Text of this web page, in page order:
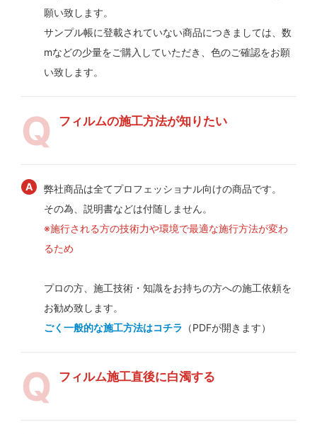
願い致します。
サンプル帳に登載されていない商品につきましては、数
mなどの少量をご購入していただき、色のご確認をお願
い致します。
フィルムの施工方法が知りたい
弊社商品は全てプロフェッショナル向けの商品です。
その為、説明書などは付随しません。
※施行される方の技術力や環境で最適な施行方法が変わ
るため
プロの方、施工技術・知識をお持ちの方への施工依頼を
お勧め致します。
ごく一般的な施工方法はコチラ （PDFが開きます）
フィルム施工直後に白濁する